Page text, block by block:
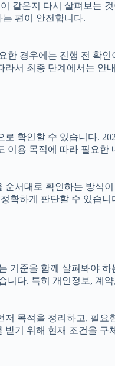
같은지 다시 살펴보는
편이 안전합니다.
경우에는 진행 전 확
서 최종 단계에서는 안
로 확인할 수 있습니다.
이용 목적에 따라 필요
서대로 확인하는 방식
확하게 판단할 수 있습니
준을 함께 살펴봐야
다. 특히 개인정보, 계
목적을 정리하고, 필
기 위해 현재 조건을